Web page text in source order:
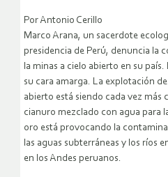
Por Antonio Cerillo
Marco Arana, un sacerdote
presidencia de Perú, denuncia la
la minas a cielo abierto en su
su cara amarga. La explotación
abierto está siendo cada vez más
cianuro mezclado con agua para
oro está provocando la
las aguas subterráneas y los ríos
en los Andes peruanos.